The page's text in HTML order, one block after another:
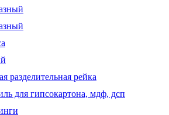
разделительная рейка
для гипсокартона, мдф, дсп